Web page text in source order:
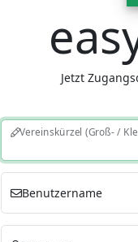
Jetzt
Vereinskürzel (Groß- /
Benutzername